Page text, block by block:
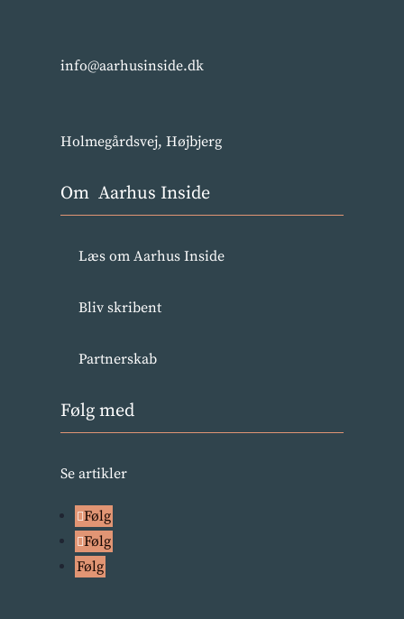
info@aarhusinside.dk
Holmegårdsvej, Højbjerg
Om Aarhus Inside
Læs om Aarhus Inside
Bliv skribent
Partnerskab
Følg med
Se artikler
Følg
Følg
Følg